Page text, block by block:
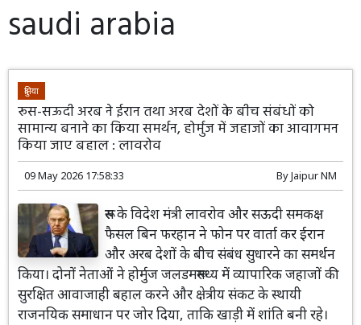
saudi arabia
दुनिया
रूस-सऊदी अरब ने ईरान तथा अरब देशों के बीच संबंधों को
सामान्य बनाने का किया समर्थन, होर्मुज में जहाजों का आवागमन
किया जाए बहाल : लावरोव
09 May 2026 17:58:33 ByJaipur NM
रूस के विदेश मंत्री लावरोव और सऊदी समकक्ष
फैसल बिन फरहान ने फोन पर वार्ता कर ईरान
और अरब देशों के बीच संबंध सुधारने का समर्थन
किया। दोनों नेताओं ने होर्मुज जलडमरूमध्य में व्यापारिक जहाजों की
सुरक्षित आवाजाही बहाल करने और क्षेत्रीय संकट के स्थायी
राजनयिक समाधान पर जोर दिया, ताकि खाड़ी में शांति बनी रहे।